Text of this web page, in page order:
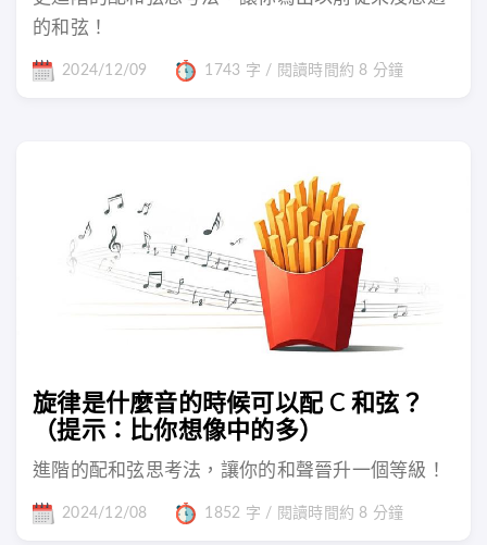
的和弦！
2024/12/09 1743 字 / 閱讀時間約 8 分鐘
旋律是什麼音的時候可以配 C 和弦？
（提示：比你想像中的多）
進階的配和弦思考法，讓你的和聲晉升一個等級！
2024/12/08 1852 字 / 閱讀時間約 8 分鐘